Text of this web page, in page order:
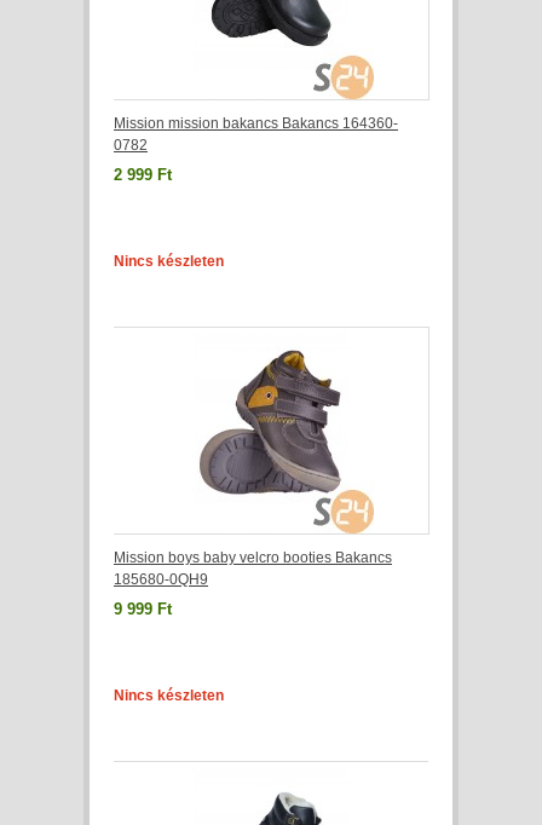
Mission mission bakancs Bakancs 164360-
0782
2 999 Ft
Nincs készleten
Mission boys baby velcro booties Bakancs
185680-0QH9
9 999 Ft
Nincs készleten